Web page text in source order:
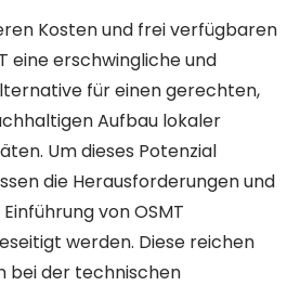
Kosten und frei verfügbaren
eine erschwingliche und
für einen gerechten,
Aufbau lokaler
Um dieses Potenzial
die Herausforderungen und
von OSMT
werden. Diese reichen
bei der technischen